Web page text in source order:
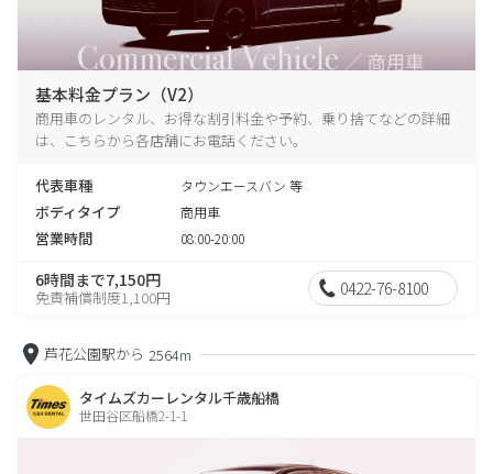
基本料金プラン（V2）
商用車のレンタル、お得な割引料金や予約、乗り捨てなどの詳細
は、こちらから各店舗にお電話ください。
代表車種 タウンエースバン 等
ボディタイプ 商用車
営業時間 08:00-20:00
6時間まで7,150円
免責補償制度1,100円 0422-76-8100
芦花公園駅から 2564m
タイムズカーレンタル千歳船橋
世田谷区船橋2-1-1